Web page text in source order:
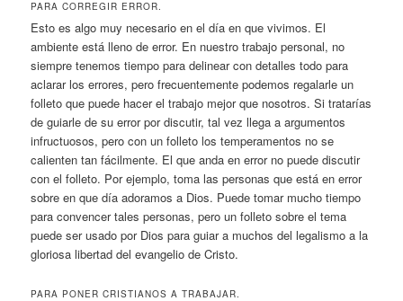
PARA CORREGIR ERROR.
Esto es algo muy necesario en el día en que vivimos. El
ambiente está lleno de error. En nuestro trabajo personal, no
siempre tenemos tiempo para delinear con detalles todo para
aclarar los errores, pero frecuentemente podemos regalarle un
folleto que puede hacer el trabajo mejor que nosotros. Si tratarías
de guiarle de su error por discutir, tal vez llega a argumentos
infructuosos, pero con un folleto los temperamentos no se
calienten tan fácilmente. El que anda en error no puede discutir
con el folleto. Por ejemplo, toma las personas que está en error
sobre en que día adoramos a Dios. Puede tomar mucho tiempo
para convencer tales personas, pero un folleto sobre el tema
puede ser usado por Dios para guiar a muchos del legalismo a la
gloriosa libertad del evangelio de Cristo.
PARA PONER CRISTIANOS A TRABAJAR.